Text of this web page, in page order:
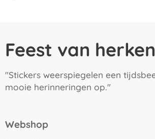
Feest van
"Stickers weerspiegelen een
mooie herinneringen op."
Webshop